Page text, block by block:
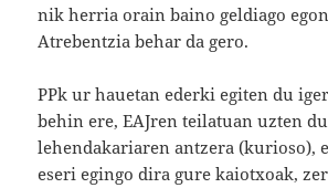
nik herria orain baino geldiago
Atrebentzia behar da gero.
PPk ur hauetan ederki egiten du
behin ere, EAJren teilatuan uzten
lehendakariaren antzera (kurioso),
eseri egingo dira gure kaiotxoak,